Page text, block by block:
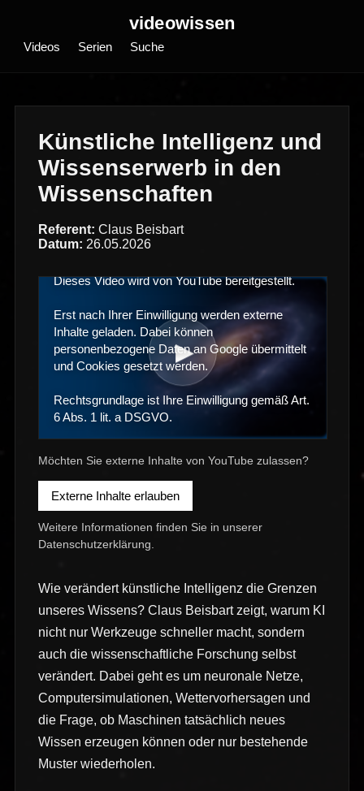
videowissen
Videos Serien Suche
Künstliche Intelligenz und
Wissenserwerb in den
Wissenschaften
Referent: Claus Beisbart
Datum: 26.05.2026
▶
Dieses Video wird von YouTube bereitgestellt.
Erst nach Ihrer Einwilligung werden externe
Inhalte geladen. Dabei können
personenbezogene Daten an Google übermittelt
und Cookies gesetzt werden.
Rechtsgrundlage ist Ihre Einwilligung gemäß Art.
6 Abs. 1 lit. a DSGVO.
Möchten Sie externe Inhalte von YouTube zulassen?
Externe Inhalte erlauben
Weitere Informationen finden Sie in unserer
Datenschutzerklärung
Wie verändert künstliche Intelligenz die Grenzen
unseres Wissens? Claus Beisbart zeigt, warum KI
nicht nur Werkzeuge schneller macht, sondern
auch die wissenschaftliche Forschung selbst
verändert. Dabei geht es um neuronale Netze,
Computersimulationen, Wettervorhersagen und
die Frage, ob Maschinen tatsächlich neues
Wissen erzeugen können oder nur bestehende
Muster wiederholen.